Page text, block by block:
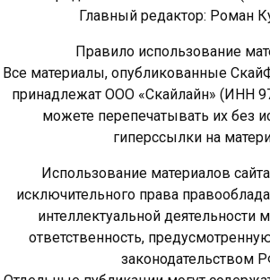
Главный редактор: Роман
Правило использование
Все материалы, опубликованные
принадлежат ООО «Скайлайн» (ИНН
можете перепечатывать их без
гиперссылки на
Использование материалов
исключительного права
интеллектуальной деятельности
ответственность,
законодательством